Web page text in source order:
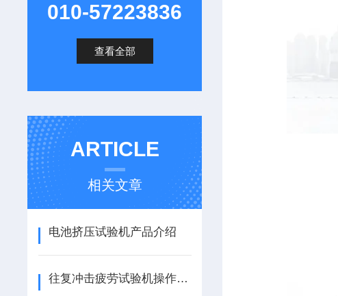
010-57223836
查看全部
ARTICLE
相关文章
电池挤压试验机产品介绍
往复冲击疲劳试验机操作步骤